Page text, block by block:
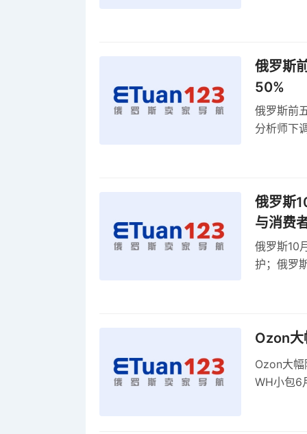
俄罗斯
50%
俄罗斯前
分析师下
俄罗斯
与消费
俄罗斯10
护；俄罗
Ozon大
Ozon大
WH小包6